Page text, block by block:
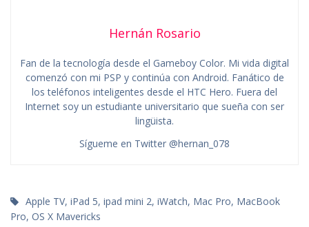
Hernán Rosario
Fan de la tecnología desde el Gameboy Color. Mi vida digital
comenzó con mi PSP y continúa con Android. Fanático de
los teléfonos inteligentes desde el HTC Hero. Fuera del
Internet soy un estudiante universitario que sueña con ser
lingüista.
Sígueme en Twitter @hernan_078
Apple TV, iPad 5, ipad mini 2, iWatch, Mac Pro, MacBook
Pro, OS X Mavericks